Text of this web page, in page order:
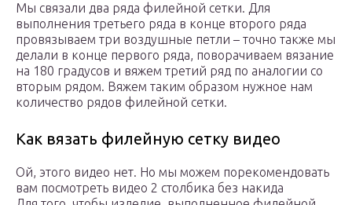
Мы связали два ряда филейной сетки. Для
выполнения третьего ряда в конце второго ряда
провязываем три воздушные петли – точно также мы
делали в конце первого ряда, поворачиваем вязание
на 180 градусов и вяжем третий ряд по аналогии со
вторым рядом. Вяжем таким образом нужное нам
количество рядов филейной сетки.
Как вязать филейную сетку видео
Ой, этого видео нет. Но мы можем порекомендовать
вам посмотреть видео 2 столбика без накида